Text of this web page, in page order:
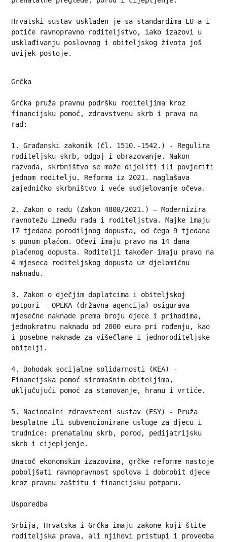
Hrvatski sustav usklađen je sa standardima EU-a i
potiče ravnopravno roditeljstvo, iako izazovi u
usklađivanju poslovnog i obiteljskog života još
uvijek postoje.
Grčka
Grčka pruža pravnu podršku roditeljima kroz
financijsku pomoć, zdravstvenu skrb i prava na
rad:
1. Građanski zakonik (čl. 1510.-1542.) - Regulira
roditeljsku skrb, odgoj i obrazovanje. Nakon
razvoda, skrbništvo se može dijeliti ili povjeriti
jednom roditelju. Reforma iz 2021. naglašava
zajedničko skrbništvo i veće sudjelovanje očeva.
2. Zakon o radu (Zakon 4808/2021.) – Modernizira
ravnotežu između rada i roditeljstva. Majke imaju
17 tjedana porodiljnog dopusta, od čega 9 tjedana
s punom plaćom. Očevi imaju pravo na 14 dana
plaćenog dopusta. Roditelji također imaju pravo na
4 mjeseca roditeljskog dopusta uz djelomičnu
naknadu.
3. Zakon o dječjim doplatcima i obiteljskoj
potpori - OPEKA (državna agencija) osigurava
mjesečne naknade prema broju djece i prihodima,
jednokratnu naknadu od 2000 eura pri rođenju, kao
i posebne naknade za višečlane i jednoroditeljske
obitelji.
4. Dohodak socijalne solidarnosti (KEA) -
Financijska pomoć siromašnim obiteljima,
uključujući pomoć za stanovanje, hranu i vrtiće.
5. Nacionalni zdravstveni sustav (ESY) - Pruža
besplatne ili subvencionirane usluge za djecu i
trudnice: prenatalnu skrb, porod, pedijatrijsku
skrb i cijepljenje.
Unatoč ekonomskim izazovima, grčke reforme nastoje
poboljšati ravnopravnost spolova i dobrobit djece
kroz pravnu zaštitu i financijsku potporu.
Usporedba
Srbija, Hrvatska i Grčka imaju zakone koji štite
roditeljska prava, ali njihovi pristupi i provedba